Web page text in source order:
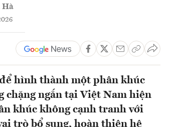
Hà
hình thành một phân khúc
chặng ngắn tại Việt Nam hiện
khúc không cạnh tranh với
trò bổ sung, hoàn thiện hệ